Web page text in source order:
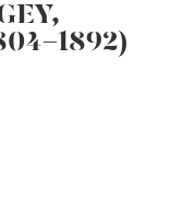
1892)